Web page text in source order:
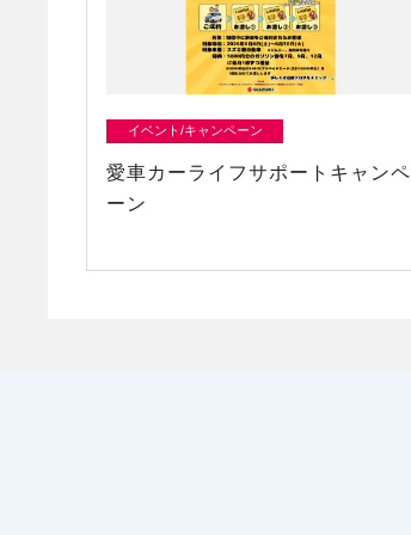
イベント/キャンペーン
愛車カーライフサポートキャンペ
ーン